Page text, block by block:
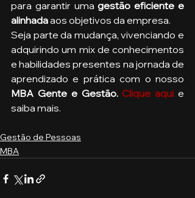
para garantir uma gestão eficiente e
alinhada aos objetivos da empresa.
Seja parte da mudança, vivenciando e
adquirindo um mix de conhecimentos
e habilidades presentes na jornada de
MBA Gente e Gestão. Clique aqui e
saiba mais.
Gestão de Pessoas
MBA